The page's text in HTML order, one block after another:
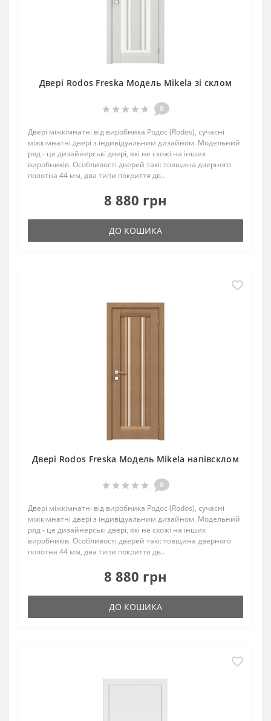
Двері Rodos Freska Модель Mikela зі склом
0
Двері міжкімнатні від виробника Родос (Rodos), сучасні
міжкімнатні двері з індивідуальним дизайном. Модельний
ряд - це дизайнерські двері, які не схожі на інших
виробників. Особливості дверей такі: товщина дверного
полотна 44 мм, два типи покриття дв..
8 880 грн
ДО КОШИКА
Двері Rodos Freska Модель Mikela напівсклом
0
Двері міжкімнатні від виробника Родос (Rodos), сучасні
міжкімнатні двері з індивідуальним дизайном. Модельний
ряд - це дизайнерські двері, які не схожі на інших
виробників. Особливості дверей такі: товщина дверного
полотна 44 мм, два типи покриття дв..
8 880 грн
ДО КОШИКА